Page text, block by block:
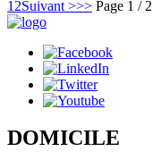
1 2Suivant >>> Page 1 / 2
DOMICILE